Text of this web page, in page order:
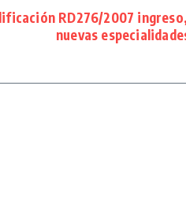
RD276/2007
nuevas